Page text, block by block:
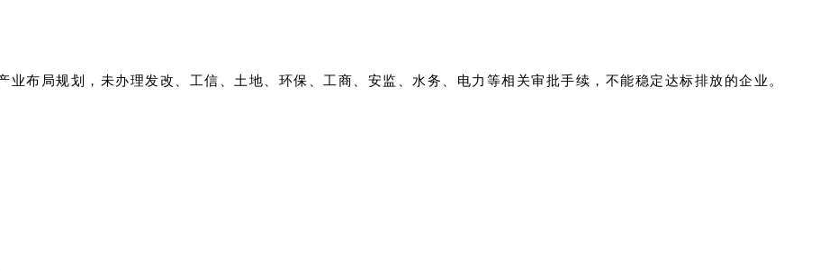
布局规划，未办理发改、工信、土地、环保、工商、安监、水务、电力等相关审批手续，不能稳定达标排放的企业。